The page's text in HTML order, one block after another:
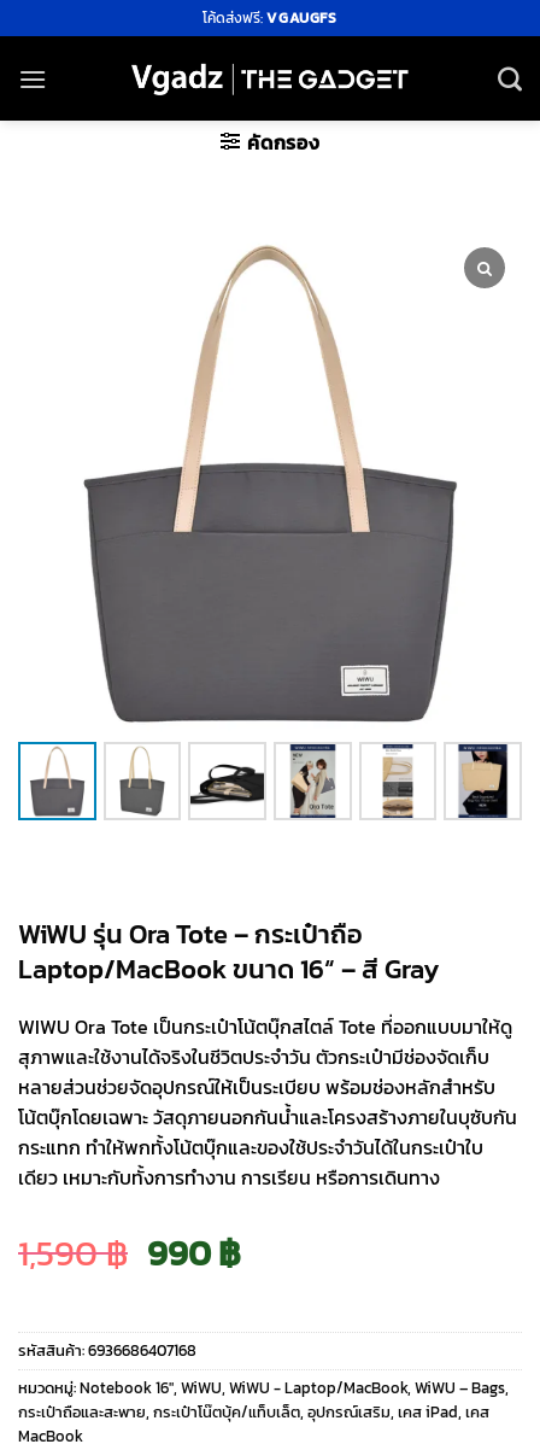
ไป
ยัง
โค้ดส่งฟรี:VGAUGFS
คัดกรอง
WiWU รุ่น Ora Tote – กระเป๋าถือ
Laptop/MacBook ขนาด 16“ – สี Gray
WIWU Ora Tote เป็นกระเป๋าโน้ตบุ๊กสไตล์ Tote ที่ออกแบบมาให้ดู
สุภาพและใช้งานได้จริงในชีวิตประจำวัน ตัวกระเป๋ามีช่องจัดเก็บ
หลายส่วนช่วยจัดอุปกรณ์ให้เป็นระเบียบ พร้อมช่องหลักสำหรับ
โน้ตบุ๊กโดยเฉพาะ วัสดุภายนอกกันน้ำและโครงสร้างภายในบุซับกัน
กระแทก ทำให้พกทั้งโน้ตบุ๊กและของใช้ประจำวันได้ในกระเป๋าใบ
เดียว เหมาะกับทั้งการทำงาน การเรียน หรือการเดินทาง
1,590฿ Original
price
was:
990฿Current
price
is:
รหัสสินค้า:6936686407168
หมวดหมู่:Notebook 16", WiWU, WiWU - Laptop/MacBook, WiWU – Bags,
กระเป๋าถือและสะพาย, กระเป๋าโน๊ตบุ้ค/แท็บเล็ต, อุปกรณ์เสริม, เคส iPad, เคส
MacBook